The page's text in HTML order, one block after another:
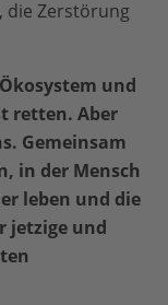
die Zerstörung
und
retten. Aber
Gemeinsam
in der Mensch
leben und die
jetzige und